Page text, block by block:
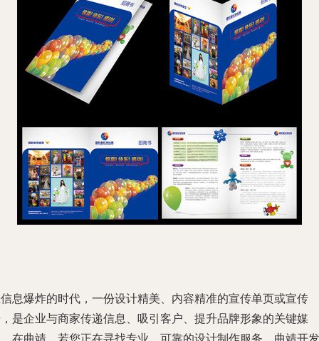
息爆炸的时代，一份设计精美、内容精准的宣传单页或宣传
是企业与商家传递信息、吸引客户、提升品牌形象的关键媒